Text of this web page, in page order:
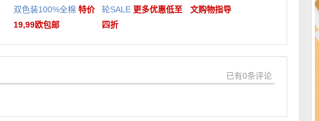
双色装100%全棉 特价
19,99欧包邮
轮SALE 更多优惠低至
四折
文购物指导
已有0条评论